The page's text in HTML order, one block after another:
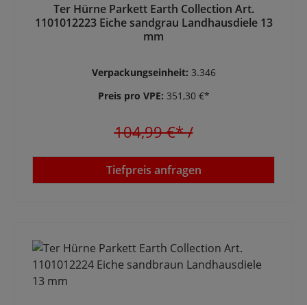
Ter Hürne Parkett Earth Collection Art.
1101012223 Eiche sandgrau Landhausdiele 13
mm
Verpackungseinheit: 3.346
Preis pro VPE: 351,30 €*
104,99 €*/
Tiefpreis anfragen